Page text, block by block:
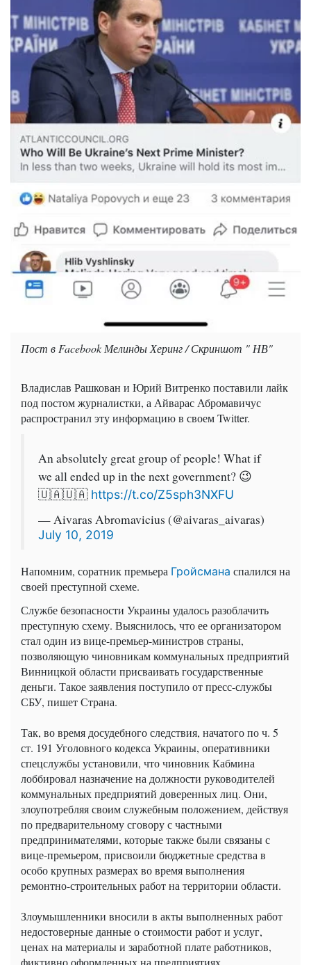
Пост в Facebook Мелинды Херинг / Скриншот " НВ"
Владислав Рашкован и Юрий Витренко поставили лайк
под постом журналистки, а Айварас Абромавичус
распространил эту информацию в своем Twitter.
An absolutely great group of people! What if
we all ended up in the next government? 😉
🇺🇦🇺🇦 https://t.co/Z5sph3NXFU
— Aivaras Abromavicius (@aivaras_aivaras)
July 10, 2019
Напомним, соратник премьера Гройсмана спалился на
своей преступной схеме.
Службе безопасности Украины удалось разоблачить
преступную схему. Выяснилось, что ее организатором
стал один из вице-премьер-министров страны,
позволяющую чиновникам коммунальных предприятий
Винницкой области присваивать государственные
деньги. Такое заявления поступило от пресс-службы
СБУ, пишет Страна.
Так, во время досудебного следствия, начатого по ч. 5
ст. 191 Уголовного кодекса Украины, оперативники
спецслужбы установили, что чиновник Кабмина
лоббировал назначение на должности руководителей
коммунальных предприятий доверенных лиц. Они,
злоупотребляя своим служебным положением, действуя
по предварительному сговору с частными
предпринимателями, которые также были связаны с
вице-премьером, присвоили бюджетные средства в
особо крупных размерах во время выполнения
ремонтно-строительных работ на территории области.
Злоумышленники вносили в акты выполненных работ
недостоверные данные о стоимости работ и услуг,
ценах на материалы и заработной плате работников,
фиктивно оформленных на предприятиях.